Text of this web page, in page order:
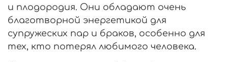
и плодородия. Они обладают очень
благотворной энергетикой для
супружеских пар и браков, особенно для
тех, кто потерял любимого человека.